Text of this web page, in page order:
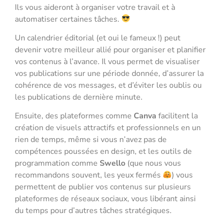
Ils vous aideront à organiser votre travail et à
automatiser certaines tâches.
Un calendrier éditorial (et oui le fameux !) peut
devenir votre meilleur allié pour organiser et planifier
vos contenus à l’avance. Il vous permet de visualiser
vos publications sur une période donnée, d’assurer la
cohérence de vos messages, et d’éviter les oublis ou
les publications de dernière minute.
Ensuite, des plateformes comme Canva facilitent la
création de visuels attractifs et professionnels en un
rien de temps, même si vous n’avez pas de
compétences poussées en design, et les outils de
programmation comme Swello (que nous vous
recommandons souvent, les yeux fermés
) vous
permettent de publier vos contenus sur plusieurs
plateformes de réseaux sociaux, vous libérant ainsi
du temps pour d’autres tâches stratégiques.